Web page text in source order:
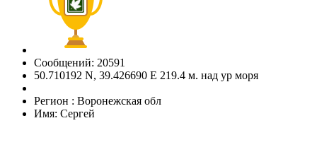
Сообщений: 20591
50.710192 N, 39.426690 E 219.4 м. над ур моря
Регион : Воронежская обл
Имя: Сергей